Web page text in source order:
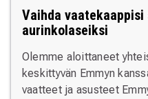
Vaihda
aurinkolaseiksi
Olemme aloittaneet
keskittyvän Emmyn
vaatteet ja asusteet